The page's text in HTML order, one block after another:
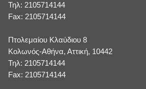
Τηλ: 2105714144
Fax: 2105714144
Πτολεμαίου Κλαύδιου 8
Κολωνός-Αθήνα, Αττική, 10442
Τηλ: 2105714144
Fax: 2105714144